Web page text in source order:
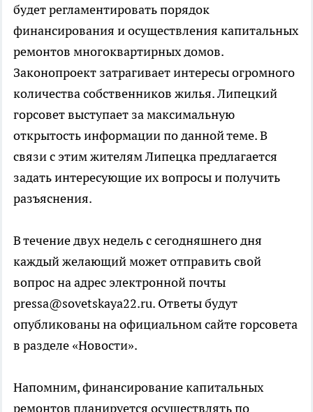
будет регламентировать порядок
финансирования и осуществления капитальных
ремонтов многоквартирных домов.
Законопроект затрагивает интересы огромного
количества собственников жилья. Липецкий
горсовет выступает за максимальную
открытость информации по данной теме. В
связи с этим жителям Липецка предлагается
задать интересующие их вопросы и получить
разъяснения.
В течение двух недель с сегодняшнего дня
каждый желающий может отправить свой
вопрос на адрес электронной почты
pressa@sovetskaya22.ru. Ответы будут
опубликованы на официальном сайте горсовета
в разделе «Новости».
Напомним, финансирование капитальных
ремонтов планируется осуществлять по